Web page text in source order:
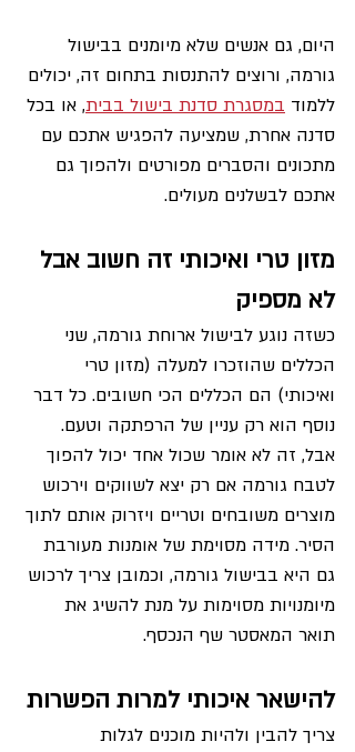
היום, גם אנשים שלא מיומנים בבישול
גורמה, ורוצים להתנסות בתחום זה, יכולים
ללמוד במסגרת סדנת בישול בבית, או בכל
סדנה אחרת, שמציעה להפגיש אתכם עם
מתכונים והסברים מפורטים ולהפוך גם
אתכם לבשלנים מעולים.
מזון טרי ואיכותי זה חשוב אבל
לא מספיק
כשזה נוגע לבישול ארוחת גורמה, שני
הכללים שהוזכרו למעלה (מזון טרי
ואיכותי) הם הכללים הכי חשובים. כל דבר
נוסף הוא רק עניין של הרפתקה וטעם.
אבל, זה לא אומר שכול אחד יכול להפוך
לטבח גורמה אם רק יצא לשווקים וירכוש
מוצרים משובחים וטריים ויזרוק אותם לתוך
הסיר. מידה מסוימת של אומנות מעורבת
גם היא בבישול גורמה, וכמובן צריך לרכוש
מיומנויות מסוימות על מנת להשיג את
תואר המאסטר שף הנכסף.
להישאר איכותי למרות הפשרות
צריך להבין ולהיות מוכנים לגלות